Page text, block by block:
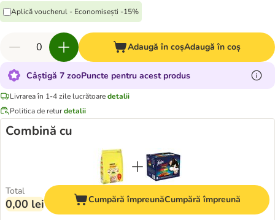
Aplică voucherul - Economisești -15%
Adaugă în coșAdaugă în coș
Câștigă 7 zooPuncte pentru acest produs
Livrarea în 1-4 zile lucrătoaredetalii
Politica de returdetalii
Combină cu
Total
0,00 lei Cumpără împreunăCumpără împreună